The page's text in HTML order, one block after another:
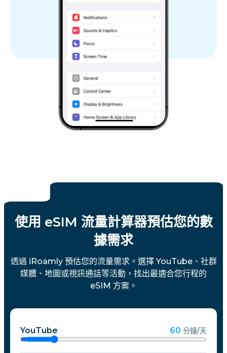
使用 eSIM 流量計算器預估您的數
據需求
透過 iRoamly 預估您的流量需求。選擇 YouTube、社群
媒體、地圖或視訊通話等活動，找出最適合您行程的
eSIM 方案。
YouTube 60 分鐘/天